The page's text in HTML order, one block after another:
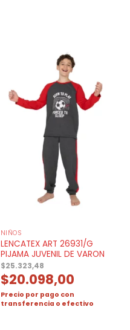
NIÑOS
LENCATEX ART 26931/G
PIJAMA JUVENIL DE VARON
$25.323,48
$20.098,00
Precio por pago con
transferencia o efectivo